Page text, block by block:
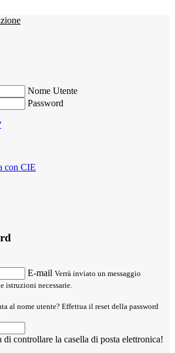
Nome Utente
Password
con CIE
E-mail Verrà inviato un messaggio
istruzioni necessarie.
al nome utente? Effettua il reset della password
controllare la casella di posta elettronica!